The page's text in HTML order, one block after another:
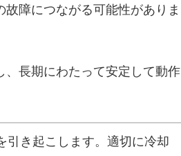
障につながる可能性がありま
長期にわたって安定して動作
引き起こします。適切に冷却